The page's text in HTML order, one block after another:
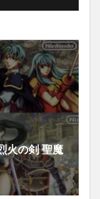
火の剣 聖魔